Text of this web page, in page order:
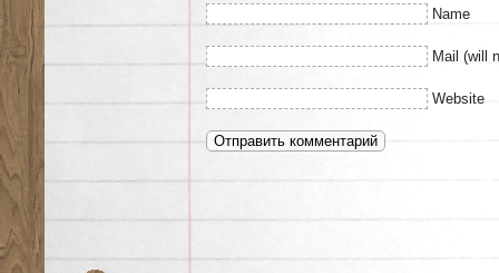
Name
Mail (will
Website